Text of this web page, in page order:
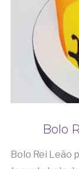
Bolo
Bolo Rei Leão